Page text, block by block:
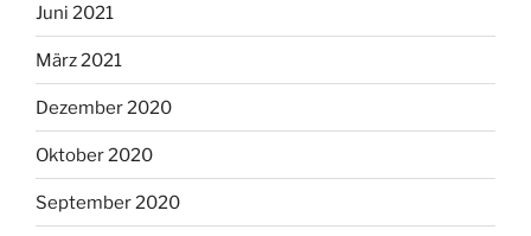
Juni 2021
März 2021
Dezember 2020
Oktober 2020
September 2020